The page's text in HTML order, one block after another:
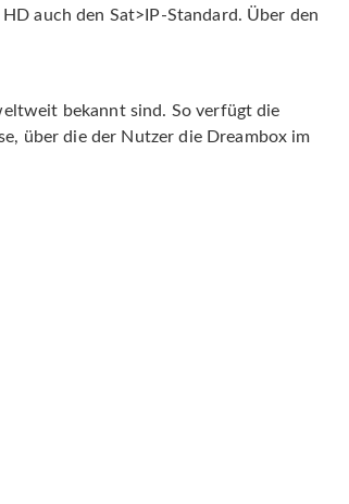
auch den Sat>IP-Standard. Über den
bekannt sind. So verfügt die
über die der Nutzer die Dreambox im